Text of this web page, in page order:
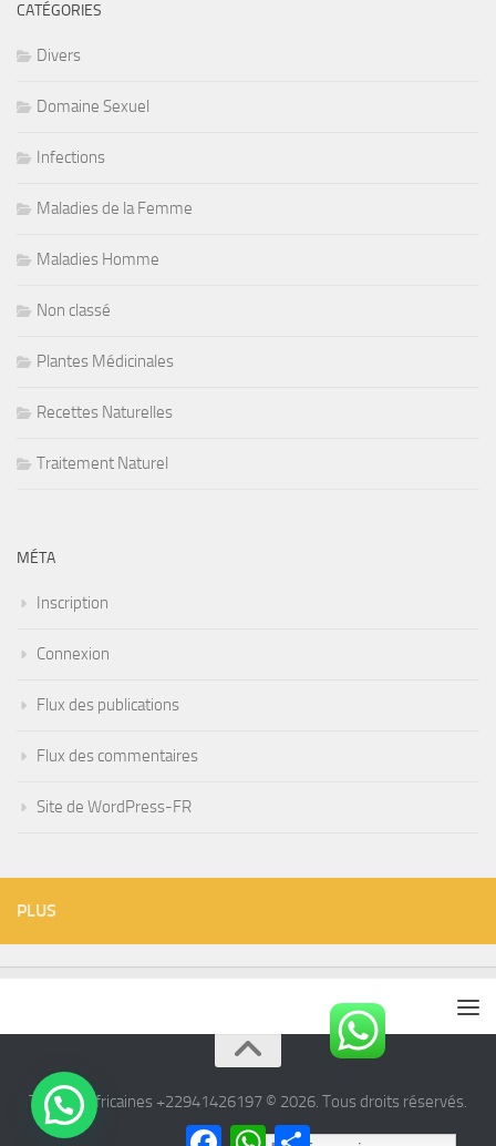
CATÉGORIES
Divers
Domaine Sexuel
Infections
Maladies de la Femme
Maladies Homme
Non classé
Plantes Médicinales
Recettes Naturelles
Traitement Naturel
MÉTA
Inscription
Connexion
Flux des publications
Flux des commentaires
Site de WordPress-FR
PLUS
Tisanes Africaines +22941426197 © 2026. Tous droits réservés.
FacebookWhatsAppPartager